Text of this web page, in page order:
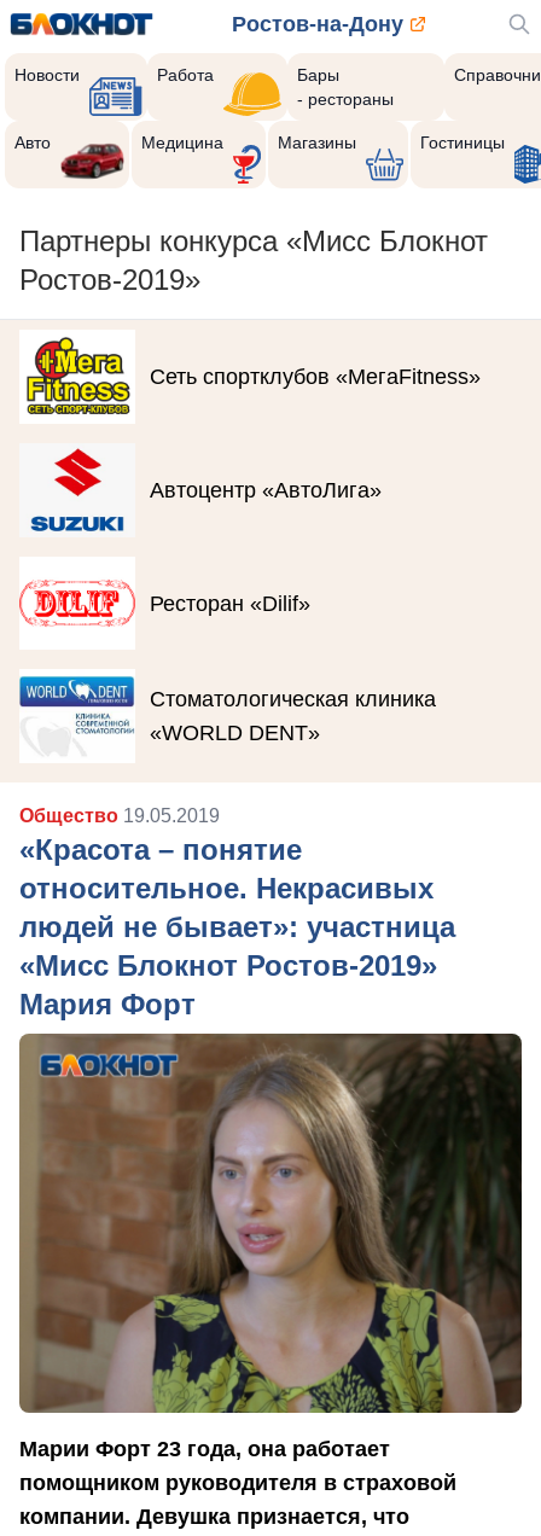
Ростов-на-Дону
Новости Работа
Бары
- рестораны
Авто Медицина Магазины Гостиницы
Партнеры конкурса «Мисс Блокнот
Ростов-2019»
Сеть спортклубов «МегаFitness»
Автоцентр «АвтоЛига»
Ресторан «Dilif»
Стоматологическая клиника
«WORLD DENT»
Общество 19.05.2019
«Красота – понятие
относительное. Некрасивых
людей не бывает»: участница
«Мисс Блокнот Ростов-2019»
Мария Форт
Марии Форт 23 года, она работает
помощником руководителя в страховой
компании. Девушка признается, что